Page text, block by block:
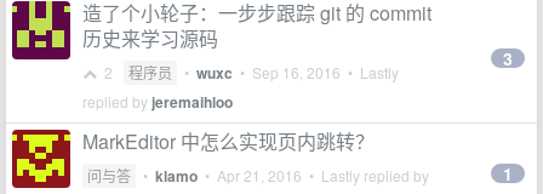
造了个小轮子：一步步跟踪 git 的 commit
历史来学习源码
2 程序员 • wuxc • Sep 16, 2016 • Lastly
replied by jeremaihloo
3
MarkEditor 中怎么实现页内跳转？
问与答 • klamo • Apr 21, 2016 • Lastly replied by 1